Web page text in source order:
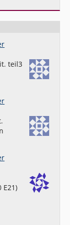
teil3